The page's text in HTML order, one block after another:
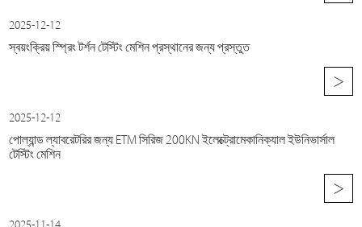
2025-12-12
স্বয়ংক্রিয় স্প্রিং টর্শন টেস্টিং মেশিন প্রস্থানের জন্য প্রস্তুত
>
2025-12-12
পোল্যান্ড ল্যাবরেটরির জন্য ETM সিরিজ 200KN ইলেক্ট্রোমেকানিক্যাল ইউনিভার্সাল
টেস্টিং মেশিন
>